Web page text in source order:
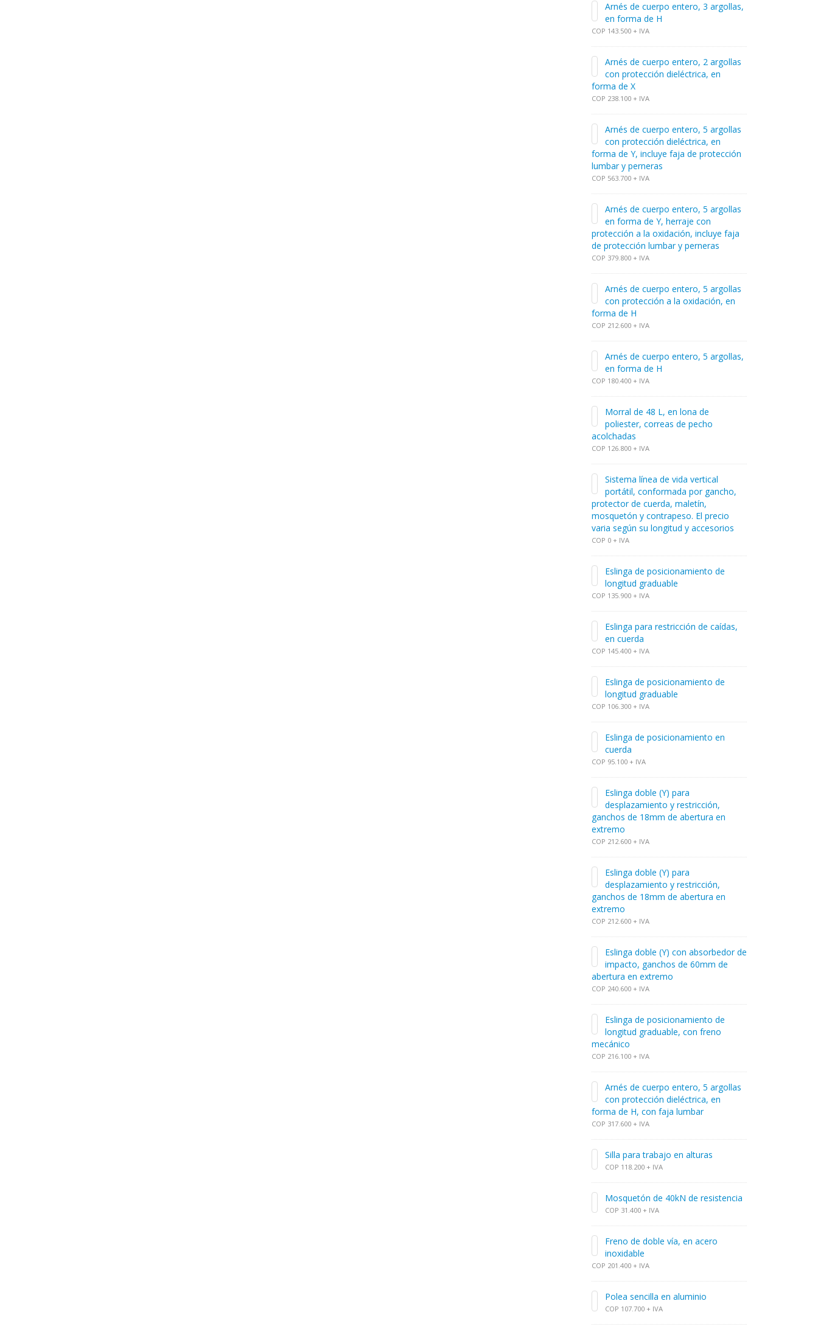
Arnés de cuerpo entero, 3 argollas,
en forma de H
COP 143.500 + IVA
Arnés de cuerpo entero, 2 argollas
con protección dieléctrica, en
forma de X
COP 238.100 + IVA
Arnés de cuerpo entero, 5 argollas
con protección dieléctrica, en
forma de Y, incluye faja de protección
lumbar y perneras
COP 563.700 + IVA
Arnés de cuerpo entero, 5 argollas
en forma de Y, herraje con
protección a la oxidación, incluye faja
de protección lumbar y perneras
COP 379.800 + IVA
Arnés de cuerpo entero, 5 argollas
con protección a la oxidación, en
forma de H
COP 212.600 + IVA
Arnés de cuerpo entero, 5 argollas,
en forma de H
COP 180.400 + IVA
Morral de 48 L, en lona de
poliester, correas de pecho
acolchadas
COP 126.800 + IVA
Sistema línea de vida vertical
portátil, conformada por gancho,
protector de cuerda, maletín,
mosquetón y contrapeso. El precio
varia según su longitud y accesorios
COP 0 + IVA
Eslinga de posicionamiento de
longitud graduable
COP 135.900 + IVA
Eslinga para restricción de caídas,
en cuerda
COP 145.400 + IVA
Eslinga de posicionamiento de
longitud graduable
COP 106.300 + IVA
Eslinga de posicionamiento en
cuerda
COP 95.100 + IVA
Eslinga doble (Y) para
desplazamiento y restricción,
ganchos de 18mm de abertura en
extremo
COP 212.600 + IVA
Eslinga doble (Y) para
desplazamiento y restricción,
ganchos de 18mm de abertura en
extremo
COP 212.600 + IVA
Eslinga doble (Y) con absorbedor de
impacto, ganchos de 60mm de
abertura en extremo
COP 240.600 + IVA
Eslinga de posicionamiento de
longitud graduable, con freno
mecánico
COP 216.100 + IVA
Arnés de cuerpo entero, 5 argollas
con protección dieléctrica, en
forma de H, con faja lumbar
COP 317.600 + IVA
Silla para trabajo en alturas
COP 118.200 + IVA
Mosquetón de 40kN de resistencia
COP 31.400 + IVA
Freno de doble vía, en acero
inoxidable
COP 201.400 + IVA
Polea sencilla en aluminio
COP 107.700 + IVA